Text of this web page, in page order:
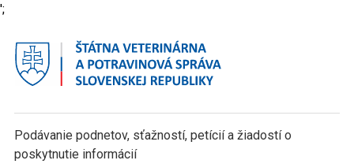
';
Podávanie podnetov, sťažností, petícií a žiadostí o
poskytnutie informácií